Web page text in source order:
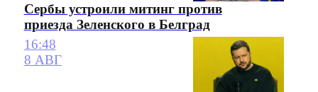
Сербы устроили митинг против
приезда Зеленского в Белград
16:48
8 АВГ